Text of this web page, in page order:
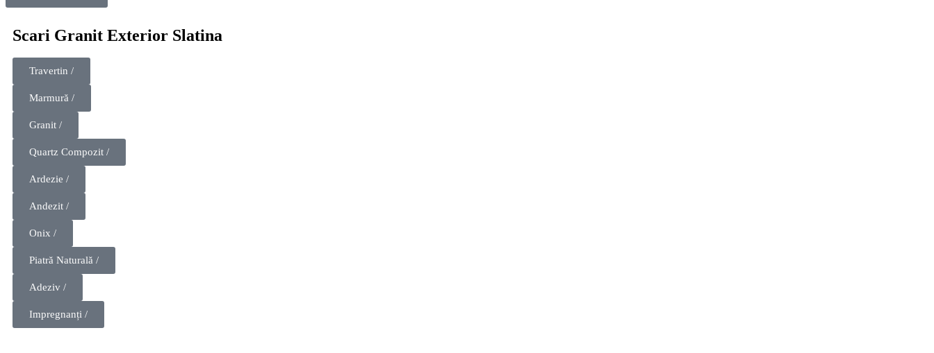
Scari Granit Exterior Slatina
Travertin /
Marmură /
Granit /
Quartz Compozit /
Ardezie /
Andezit /
Onix /
Piatră Naturală /
Adeziv /
Impregnanți /